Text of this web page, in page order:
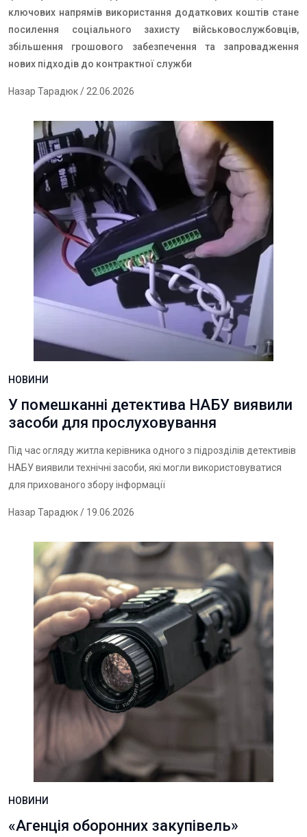
ключових напрямів використання додаткових коштів стане
посилення соціального захисту військовослужбовців,
збільшення грошового забезпечення та запровадження
нових підходів до контрактної служби
Назар Тарадюк/ 22.06.2026
НОВИНИ
У помешканні детектива НАБУ виявили
засоби для прослуховування
Під час огляду житла керівника одного з підрозділів детективів
НАБУ виявили технічні засоби, які могли використовуватися
для прихованого збору інформації
Назар Тарадюк/ 19.06.2026
НОВИНИ
«Агенція оборонних закупівель»